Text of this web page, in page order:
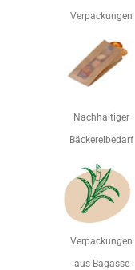
Verpackungen
Nachhaltiger
Bäckereibedarf
Verpackungen
aus Bagasse